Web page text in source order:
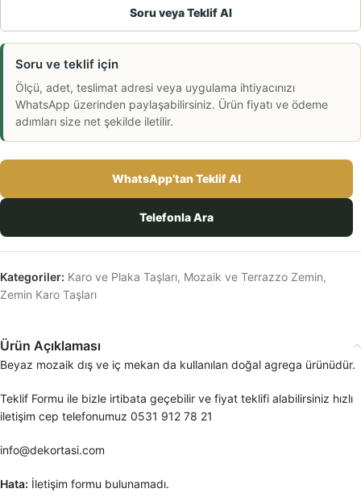
Soru veya Teklif Al
Soru ve teklif için
Ölçü, adet, teslimat adresi veya uygulama ihtiyacınızı
WhatsApp üzerinden paylaşabilirsiniz. Ürün fiyatı ve ödeme
adımları size net şekilde iletilir.
WhatsApp’tan Teklif Al
Telefonla Ara
Kategoriler: Karo ve Plaka Taşları, Mozaik ve Terrazzo Zemin,
Zemin Karo Taşları
Ürün Açıklaması
Beyaz mozaik dış ve iç mekan da kullanılan doğal agrega ürünüdür.
Teklif Formu ile bizle irtibata geçebilir ve fiyat teklifi alabilirsiniz hızlı
iletişim cep telefonumuz 0531 912 78 21
info@dekortasi.com
Hata: İletişim formu bulunamadı.